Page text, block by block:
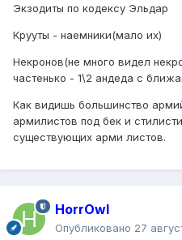
Экзодиты по кодексу Эльдар
Крууты - наемники(мало их)
Некронов(не много видел
частенько - 1\2 андеда с
Как видишь большинство
армилистов под бек и
существующих арми листов.
HorrOwl
Опубликовано 27